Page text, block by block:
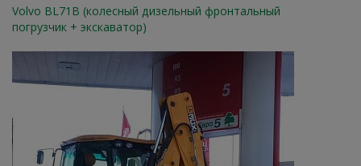
Volvo BL71B (колесный дизельный фронтальный
погрузчик + экскаватор)